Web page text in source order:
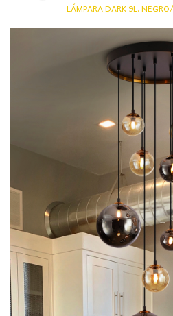
LÁMPARA DARK 9L.